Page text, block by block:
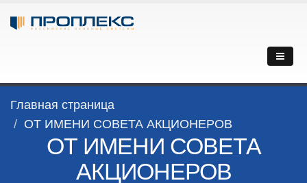
Главная страница
ОТ ИМЕНИ СОВЕТА АКЦИОНЕРОВ
ОТ ИМЕНИ СОВЕТА
АКЦИОНЕРОВ